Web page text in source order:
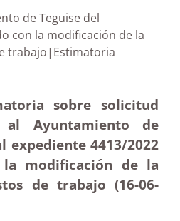
de Teguise del
con la modificación de la
de trabajo|Estimatoria
sobre solicitud
Ayuntamiento de
expediente 4413/2022
la modificación de la
de trabajo (16-06-